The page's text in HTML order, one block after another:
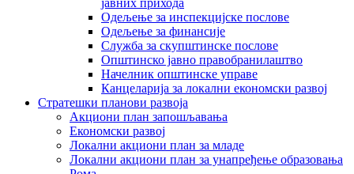
јавних прихода
Одељење за инспекцијске послове
Одељење за финансије
Служба за скупштинске послове
Општинско јавно правобранилаштво
Начелник општинске управе
Канцеларија за локални економски развој
Стратешки планови развоја
Акциони план запошљавања
Економски развој
Локални акциони план за младе
Локални акциони план за унапређење образовања